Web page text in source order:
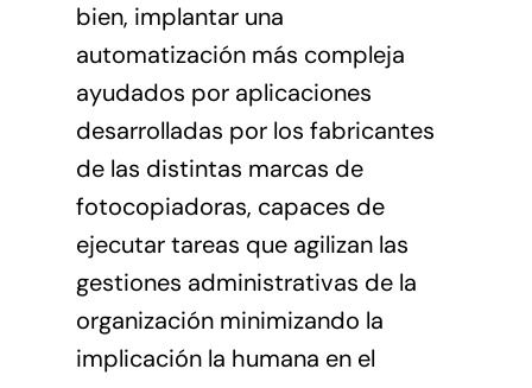
bien, implantar una
automatización más compleja
ayudados por aplicaciones
desarrolladas por los fabricantes
de las distintas marcas de
fotocopiadoras, capaces de
ejecutar tareas que agilizan las
gestiones administrativas de la
organización minimizando la
implicación la humana en el